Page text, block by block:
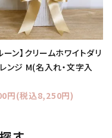
ーン】クリームホワイトダリ
ンジ M(名入れ・文字入
円(税込8,250円)